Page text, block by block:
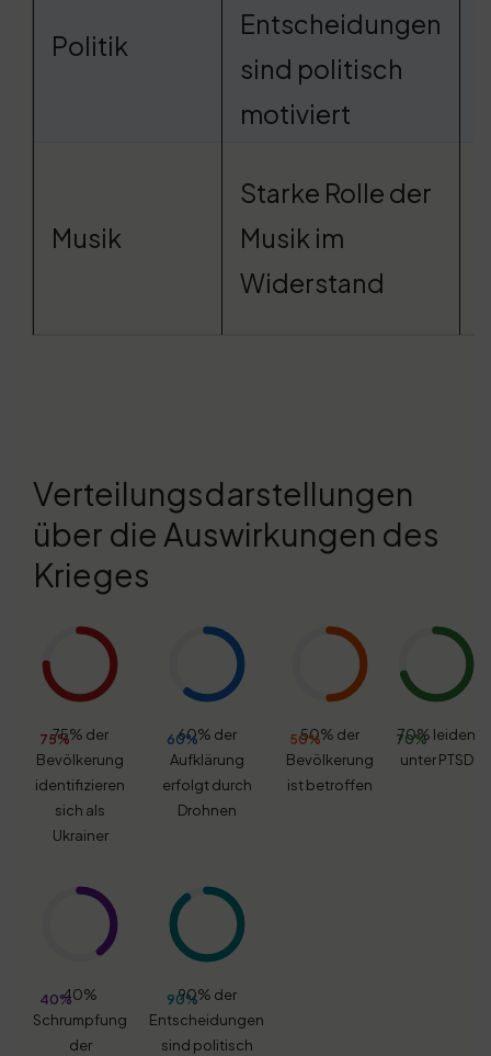
Politik
Entscheidungen
sind politisch
motiviert
Musik
Starke Rolle der
Musik im
Widerstand
Verteilungsdarstellungen
über die Auswirkungen des
Krieges
75%
75% der
Bevölkerung
identifizieren
sich als
Ukrainer
60%
60% der
Aufklärung
erfolgt durch
Drohnen
50%
50% der
Bevölkerung
ist betroffen
70%
70% leiden
unter PTSD
40%40%
Schrumpfung
der
90%
90% der
Entscheidungen
sind politisch